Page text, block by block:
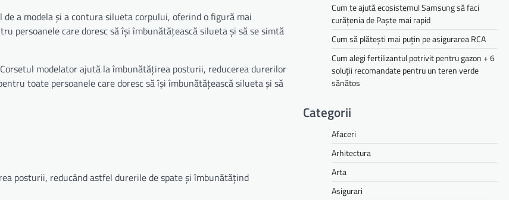
a modela și a contura silueta corpului, oferind o figură mai
persoanele care doresc să își îmbunătățească silueta și să se simtă
modelator ajută la îmbunătățirea posturii, reducerea durerilor
toate persoanele care doresc să își îmbunătățească silueta și să
posturii, reducând astfel durerile de spate și îmbunătățind
Cum te ajută ecosistemul Samsung să faci
curățenia de Paște mai rapid
Cum să plătești mai puțin pe asigurarea RCA
Cum alegi fertilizantul potrivit pentru gazon + 6
soluții recomandate pentru un teren verde
sănătos
Categorii
Afaceri
Arhitectura
Arta
Asigurari